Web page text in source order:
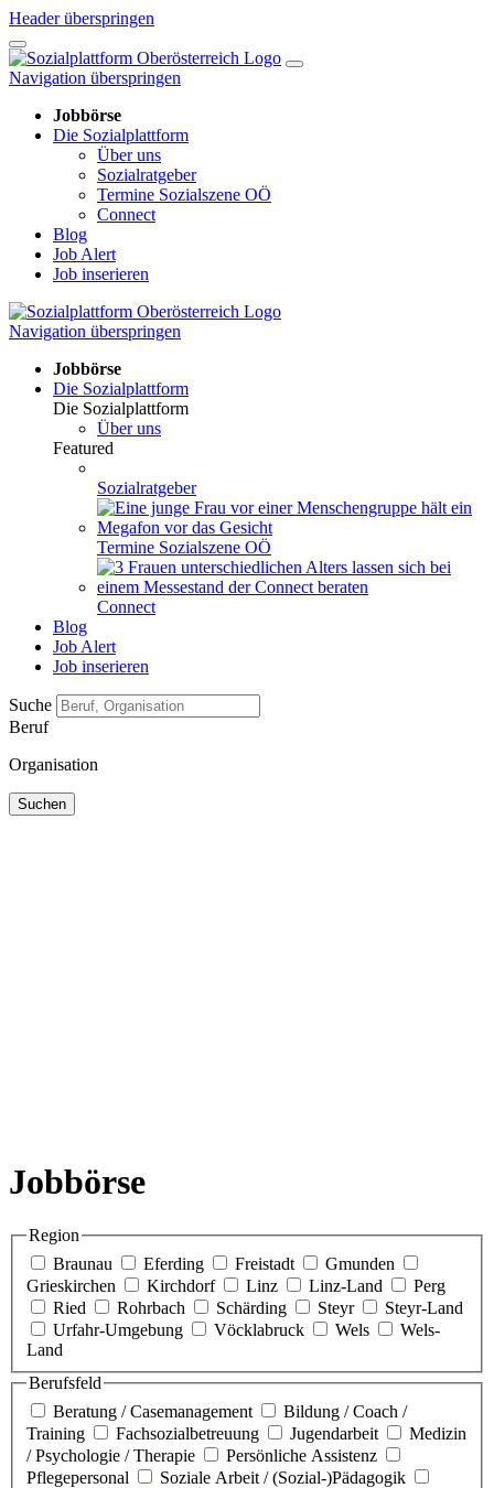
Header überspringen
Navigation überspringen
Jobbörse
Die Sozialplattform
Über uns
Sozialratgeber
Termine Sozialszene OÖ
Connect
Blog
Job Alert
Job inserieren
Navigation überspringen
Jobbörse
Die Sozialplattform
Die Sozialplattform
Über uns
Featured
Sozialratgeber
Termine Sozialszene OÖ
Connect
Blog
Job Alert
Job inserieren
Suche
Beruf
Organisation
Suchen
Jobbörse
Region
Braunau
Eferding Freistadt
Gmunden
Grieskirchen
Kirchdorf Linz Linz-Land
Perg
Ried
Rohrbach Schärding Steyr
Steyr-Land
Urfahr-Umgebung
Vöcklabruck Wels
Wels-
Land
Berufsfeld
Beratung / Casemanagement
Bildung / Coach /
Training
Fachsozialbetreuung Jugendarbeit
Medizin
/ Psychologie / Therapie
Persönliche Assistenz
Pflegepersonal
Soziale Arbeit / (Sozial-)Pädagogik